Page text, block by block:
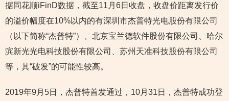
据同花顺iFinD数据，截至11月6日收盘，收盘价距离发行价
的溢价幅度在10%以内的有深圳市杰普特光电股份有限公司
（以下简称“杰普特”）、北京宝兰德软件股份有限公司、哈尔
滨新光光电科技股份有限公司、苏州天准科技股份有限公司
等，其“破发”的可能性较高。
2019年9月5日，杰普特首发通过，10月31日，杰普特成功登